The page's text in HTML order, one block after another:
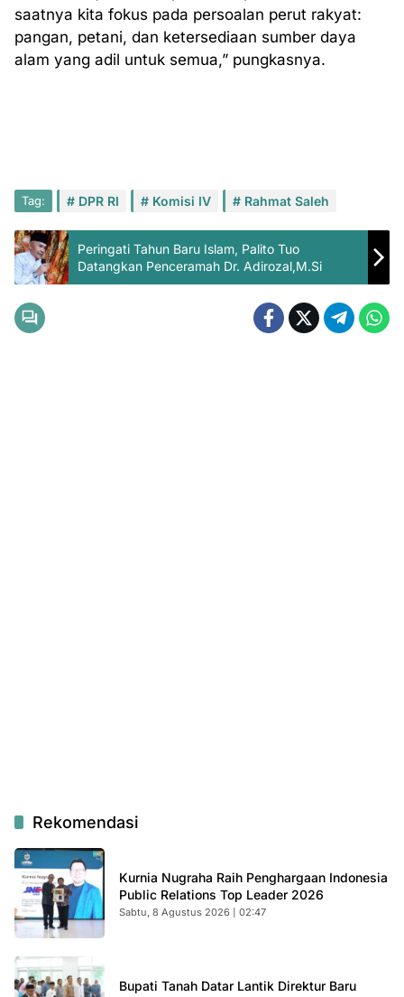
saatnya kita fokus pada persoalan perut rakyat:
pangan, petani, dan ketersediaan sumber daya
alam yang adil untuk semua,” pungkasnya.
Tag: DPR RI Komisi IV Rahmat Saleh
Peringati Tahun Baru Islam, Palito Tuo
Datangkan Penceramah Dr. Adirozal,M.Si
Rekomendasi
Kurnia Nugraha Raih Penghargaan Indonesia
Public Relations Top Leader 2026
Sabtu, 8 Agustus 2026 | 02:47
Bupati Tanah Datar Lantik Direktur Baru